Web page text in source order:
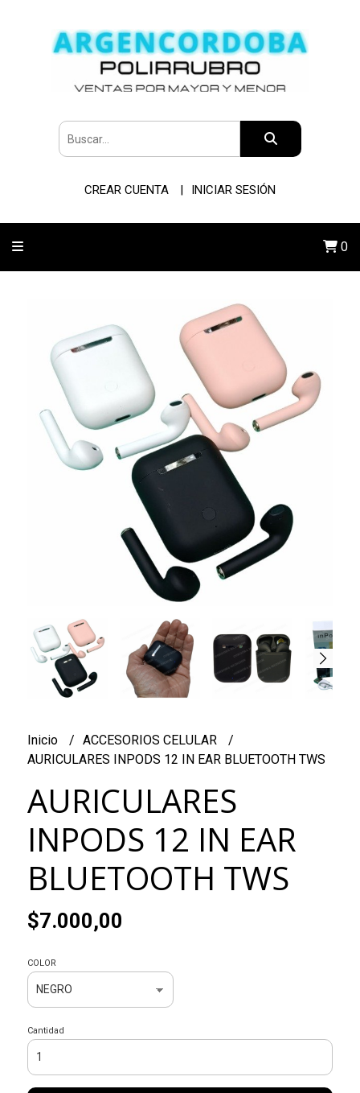
CREAR CUENTA INICIAR SESIÓN
0
Inicio
ACCESORIOS CELULAR
AURICULARES INPODS 12 IN EAR BLUETOOTH TWS
AURICULARES
INPODS 12 IN EAR
BLUETOOTH TWS
$7.000,00
COLOR
Cantidad